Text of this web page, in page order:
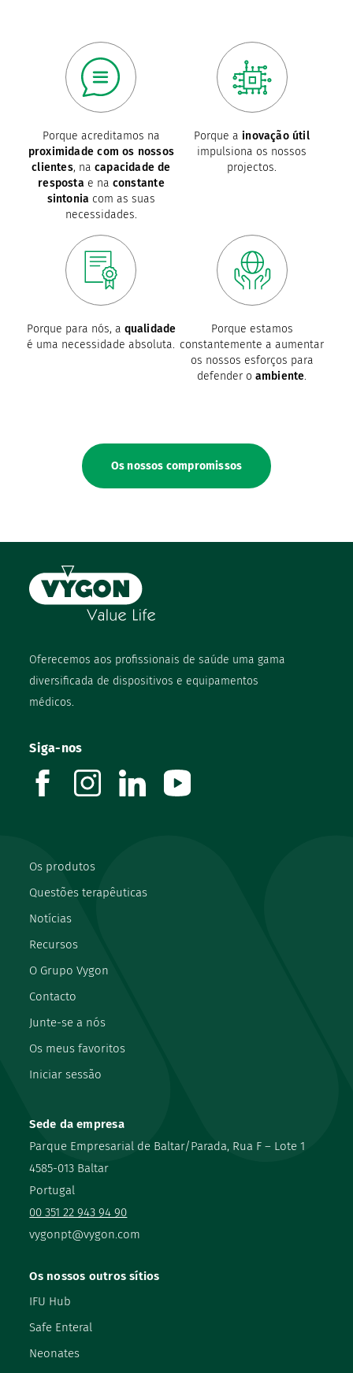
Porque acreditamos na
proximidade com os nossos
clientes, na capacidade de
resposta e na constante
sintonia com as suas
necessidades.
Porque a inovação útil
impulsiona os nossos
projectos.
Porque para nós, a qualidade
é uma necessidade absoluta.
Porque estamos
constantemente a aumentar
os nossos esforços para
defender o ambiente.
Os nossos compromissos
Oferecemos aos profissionais de saúde uma gama
diversificada de dispositivos e equipamentos
médicos.
Sede da empresa
Parque Empresarial de Baltar/Parada, Rua F – Lote 1
4585-013 Baltar
Portugal
00 351 22 943 94 90
vygonpt@vygon.com
Os produtos
Questões terapêuticas
Notícias
Recursos
O Grupo Vygon
Contacto
Junte-se a nós
Os meus favoritos
Iniciar sessão
Os nossos outros sítios
IFU Hub
Safe Enteral
Neonates
Siga-nos
facebookinstagramlinkedin